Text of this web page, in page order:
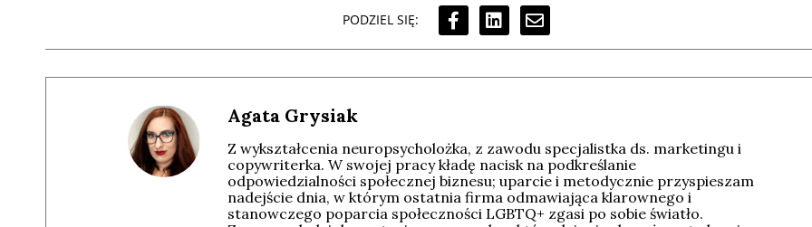
PODZIEL SIĘ:
Agata Grysiak
Z wykształcenia neuropsycholożka, z zawodu specjalistka ds. marketingu i
copywriterka. W swojej pracy kładę nacisk na podkreślanie
odpowiedzialności społecznej biznesu; uparcie i metodycznie przyspieszam
nadejście dnia, w którym ostatnia firma odmawiająca klarownego i
stanowczego poparcia społeczności LGBTQ+ zgasi po sobie światło.